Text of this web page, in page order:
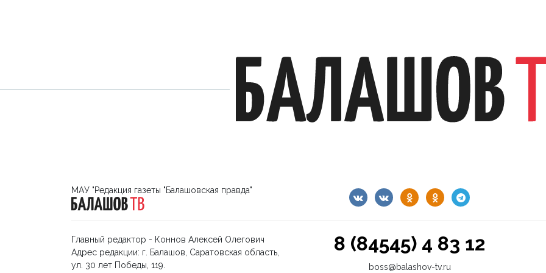
МАУ "Редакция газеты "Балашовская правда"
Главный редактор - Коннов Алексей Олегович
Адрес редакции: г. Балашов, Саратовская область,
ул. 30 лет Победы, 119.
8 (84545) 4 83 12
boss@balashov-tv.ru